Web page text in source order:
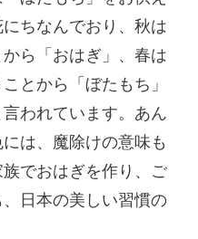
ちなんでおり、秋は
ら「おはぎ」、春は
とから「ぼたもち」
われています。あん
は、魔除けの意味も
でおはぎを作り、ご
日本の美しい習慣の